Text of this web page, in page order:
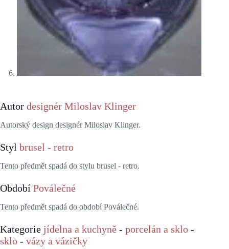
Autor designér Miloslav Klinger
Autorský design designér Miloslav Klinger.
Styl brusel - retro
Tento předmět spadá do stylu brusel - retro.
Období Poválečné
Tento předmět spadá do období Poválečné.
Kategorie jídelna a kuchyně - porcelán a sklo -
sklo - vázy a vázičky